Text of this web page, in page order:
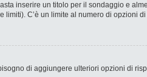
inserire un titolo per il sondaggio e
C’è un limite al numero di opzioni
di aggiungere ulteriori opzioni di